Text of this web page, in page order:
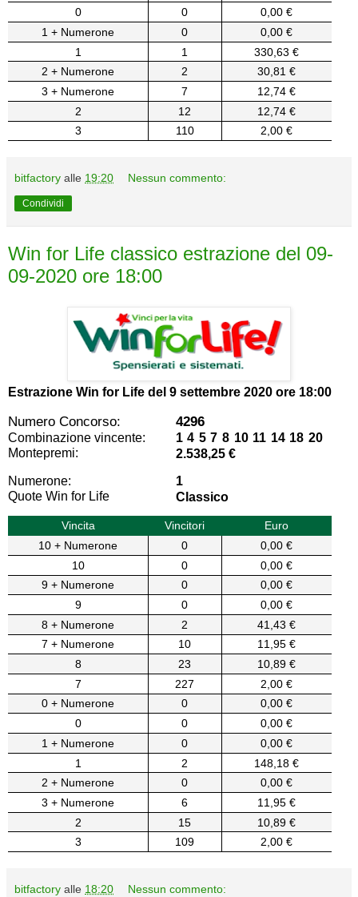
0
0
0,00 €
1 + Numerone
0
0,00 €
1
1
330,63 €
2 + Numerone
2
30,81 €
3 + Numerone
7
12,74 €
2
12
12,74 €
3
110 2,00 €
bitfactory alle 19:20 Nessun commento:
Condividi
Win for Life classico estrazione del 09-
09-2020 ore 18:00
Estrazione Win for Life del 9 settembre 2020 ore 18:00
Numero Concorso: 4296
Combinazione vincente:
1 4 5 7 8 10 11 14 18 20
Montepremi:
2.538,25 €
Numerone:
1
Quote Win for Life
Classico
Vincita Vincitori
Euro
10 + Numerone
0
0,00 €
10
0
0,00 €
9 + Numerone
0
0,00 €
9
0
0,00 €
8 + Numerone
2
41,43 €
7 + Numerone
10
11,95 €
8
23
10,89 €
7
227
2,00 €
0 + Numerone
0
0,00 €
0
0
0,00 €
1 + Numerone
0
0,00 €
1
2
148,18 €
2 + Numerone
0
0,00 €
3 + Numerone
6
11,95 €
2
15
10,89 €
3
109 2,00 €
bitfactory alle 18:20 Nessun commento: